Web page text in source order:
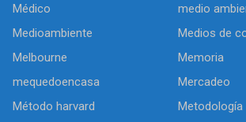
Médico
medio
Medioambiente
Medios de
Melbourne
Memoria
mequedoencasa
Mercadeo
Método harvard
Metodología